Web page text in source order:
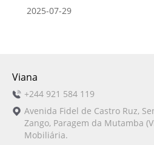
2025-07-29
Viana
+244 921 584 119
Avenida Fidel de Castro Ruz,
Zango, Paragem da Mutamba
Mobiliária.